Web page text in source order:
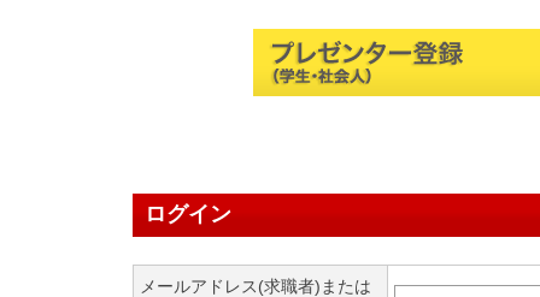
ログイン
メールアドレス(求職者)または